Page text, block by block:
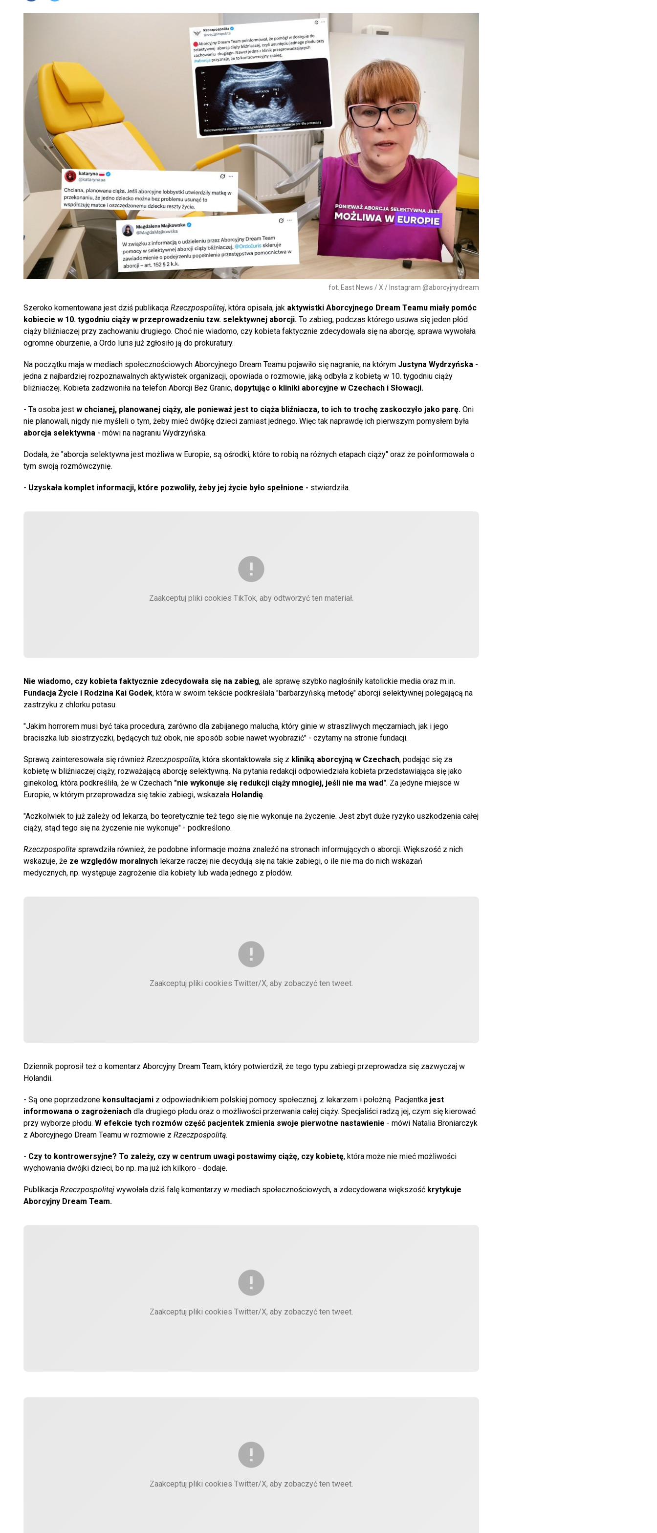
fot. East News / X / Instagram @aborcyjnydream
Szeroko komentowana jest dziś publikacja Rzeczpospolitej, która opisała, jak aktywistki Aborcyjnego Dream Teamu miały pomóc
kobiecie w 10. tygodniu ciąży w przeprowadzeniu tzw. selektywnej aborcji. To zabieg, podczas którego usuwa się jeden płód
ciąży bliźniaczej przy zachowaniu drugiego. Choć nie wiadomo, czy kobieta faktycznie zdecydowała się na aborcję, sprawa wywołała
ogromne oburzenie, a Ordo Iuris już zgłosiło ją do prokuratury.
Na początku maja w mediach społecznościowych Aborcyjnego Dream Teamu pojawiło się nagranie, na którym Justyna Wydrzyńska -
jedna z najbardziej rozpoznawalnych aktywistek organizacji, opowiada o rozmowie, jaką odbyła z kobietą w 10. tygodniu ciąży
bliźniaczej. Kobieta zadzwoniła na telefon Aborcji Bez Granic, dopytując o kliniki aborcyjne w Czechach i Słowacji.
- Ta osoba jest w chcianej, planowanej ciąży, ale ponieważ jest to ciąża bliźniacza, to ich to trochę zaskoczyło jako parę. Oni
nie planowali, nigdy nie myśleli o tym, żeby mieć dwójkę dzieci zamiast jednego. Więc tak naprawdę ich pierwszym pomysłem była
aborcja selektywna - mówi na nagraniu Wydrzyńska.
Dodała, że "aborcja selektywna jest możliwa w Europie, są ośrodki, które to robią na różnych etapach ciąży" oraz że poinformowała o
tym swoją rozmówczynię.
- Uzyskała komplet informacji, które pozwoliły, żeby jej życie było spełnione - stwierdziła.
Zaakceptuj pliki cookies TikTok, aby odtworzyć ten materiał.
Nie wiadomo, czy kobieta faktycznie zdecydowała się na zabieg, ale sprawę szybko nagłośniły katolickie media oraz m.in.
Fundacja Życie i Rodzina Kai Godek, która w swoim tekście podkreślała "barbarzyńską metodę" aborcji selektywnej polegającą na
zastrzyku z chlorku potasu.
"Jakim horrorem musi być taka procedura, zarówno dla zabijanego malucha, który ginie w straszliwych męczarniach, jak i jego
braciszka lub siostrzyczki, będących tuż obok, nie sposób sobie nawet wyobrazić" - czytamy na stronie fundacji.
Sprawą zainteresowała się również Rzeczpospolita, która skontaktowała się z kliniką aborcyjną w Czechach, podając się za
kobietę w bliźniaczej ciąży, rozważającą aborcję selektywną. Na pytania redakcji odpowiedziała kobieta przedstawiająca się jako
ginekolog, która podkreśliła, że w Czechach "nie wykonuje się redukcji ciąży mnogiej, jeśli nie ma wad". Za jedyne miejsce w
Europie, w którym przeprowadza się takie zabiegi, wskazała Holandię.
"Aczkolwiek to już zależy od lekarza, bo teoretycznie też tego się nie wykonuje na życzenie. Jest zbyt duże ryzyko uszkodzenia całej
ciąży, stąd tego się na życzenie nie wykonuje" - podkreślono.
Rzeczpospolita sprawdziła również, że podobne informacje można znaleźć na stronach informujących o aborcji. Większość z nich
wskazuje, że ze względów moralnych lekarze raczej nie decydują się na takie zabiegi, o ile nie ma do nich wskazań
medycznych, np. występuje zagrożenie dla kobiety lub wada jednego z płodów.
Zaakceptuj pliki cookies Twitter/X, aby zobaczyć ten tweet.
Dziennik poprosił też o komentarz Aborcyjny Dream Team, który potwierdził, że tego typu zabiegi przeprowadza się zazwyczaj w
Holandii.
- Są one poprzedzone konsultacjami z odpowiednikiem polskiej pomocy społecznej, z lekarzem i położną. Pacjentka jest
informowana o zagrożeniach dla drugiego płodu oraz o możliwości przerwania całej ciąży. Specjaliści radzą jej, czym się kierować
przy wyborze płodu. W efekcie tych rozmów część pacjentek zmienia swoje pierwotne nastawienie - mówi Natalia Broniarczyk
z Aborcyjnego Dream Teamu w rozmowie z Rzeczpospolitą.
- Czy to kontrowersyjne? To zależy, czy w centrum uwagi postawimy ciążę, czy kobietę, która może nie mieć możliwości
wychowania dwójki dzieci, bo np. ma już ich kilkoro - dodaje.
Publikacja Rzeczpospolitej wywołała dziś falę komentarzy w mediach społecznościowych, a zdecydowana większość krytykuje
Aborcyjny Dream Team.
Zaakceptuj pliki cookies Twitter/X, aby zobaczyć ten tweet.
Zaakceptuj pliki cookies Twitter/X, aby zobaczyć ten tweet.